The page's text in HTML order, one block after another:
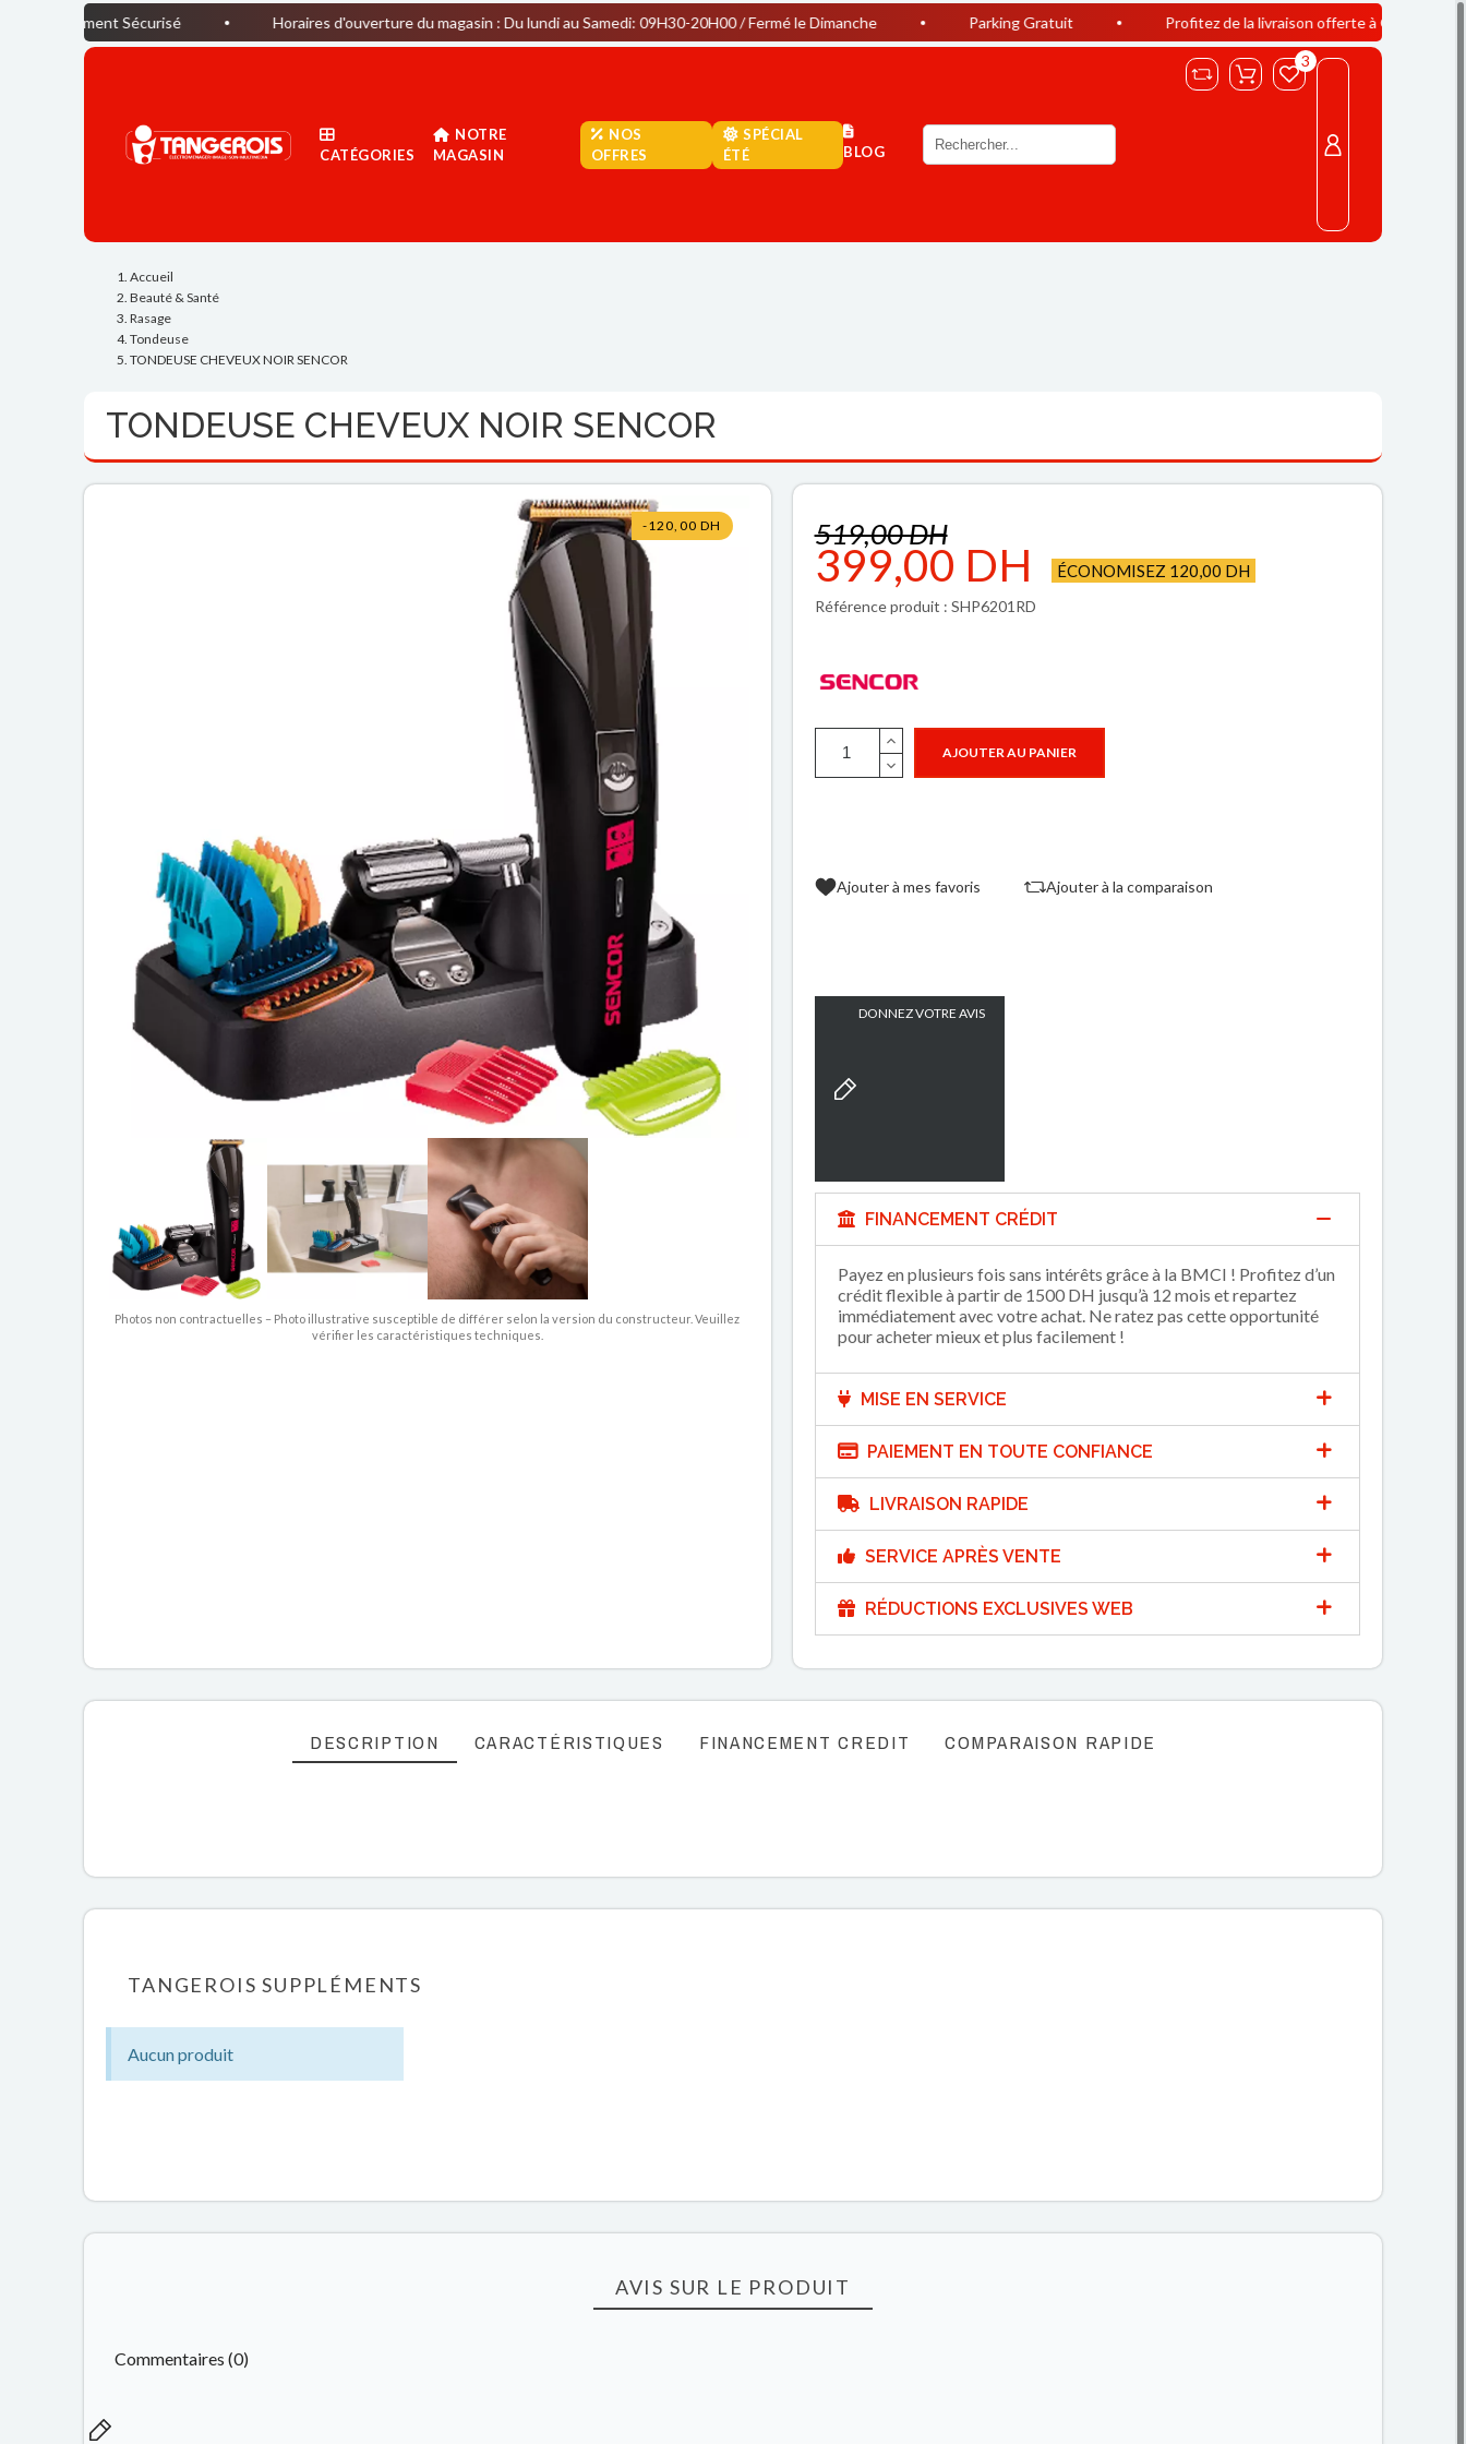
Horaires d'ouverture du magasin : Du lundi au Samedi: 09H30-20H00 / Fermé le Dimanche Parking Gratuit Profitez de la livraison offerte à Casablanca dès 400 DH
CATÉGORIES
NOTRE
MAGASIN
NOS
OFFRES
SPÉCIAL
ÉTÉ
BLOG
3
Accueil
Beauté & Santé
Rasage
Tondeuse
TONDEUSE CHEVEUX NOIR SENCOR
TONDEUSE CHEVEUX NOIR SENCOR
-120,00 DH
Photos non contractuelles – Photo illustrative susceptible de différer selon la version du constructeur. Veuillez
vérifier les caractéristiques techniques.
519,00 DH
399,00 DH ÉCONOMISEZ 120,00 DH
Référence produit : SHP6201RD
AJOUTER AU PANIER
Ajouter à mes favoris Ajouter à la comparaison
DONNEZ VOTRE AVIS
FINANCEMENT CRÉDIT
Payez en plusieurs fois sans intérêts grâce à la BMCI ! Profitez d’un
crédit flexible à partir de 1500 DH jusqu’à 12 mois et repartez
immédiatement avec votre achat. Ne ratez pas cette opportunité
pour acheter mieux et plus facilement !
MISE EN SERVICE
PAIEMENT EN TOUTE CONFIANCE
LIVRAISON RAPIDE
SERVICE APRÈS VENTE
RÉDUCTIONS EXCLUSIVES WEB
DESCRIPTION CARACTÉRISTIQUES FINANCEMENT CREDIT COMPARAISON RAPIDE
TANGEROIS SUPPLÉMENTS
Aucun produit
AVIS SUR LE PRODUIT
Commentaires (0)